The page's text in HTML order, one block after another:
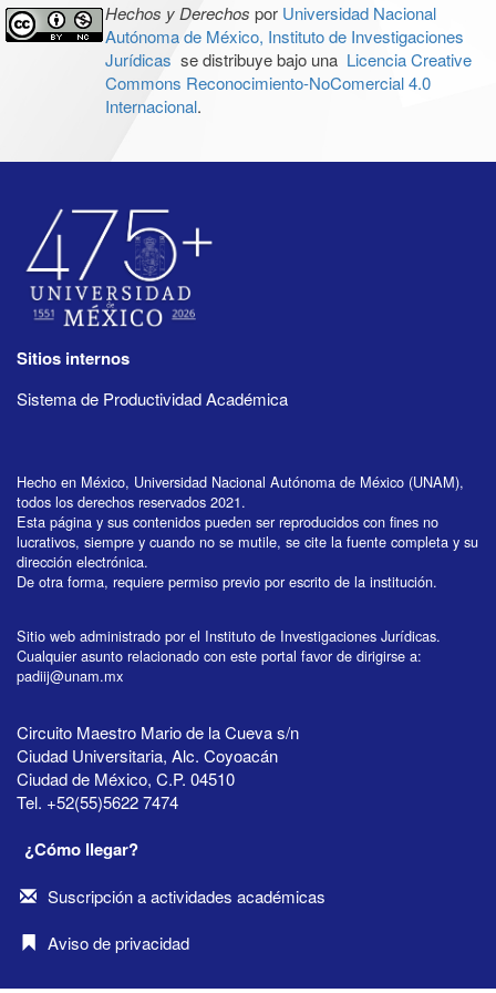
Hechos y Derechos por Universidad Nacional
Autónoma de México, Instituto de Investigaciones
Jurídicas se distribuye bajo una Licencia Creative
Commons Reconocimiento-NoComercial 4.0
Internacional.
Sitios internos
Sistema de Productividad Académica
Hecho en México, Universidad Nacional Autónoma de México (UNAM),
todos los derechos reservados 2021.
Esta página y sus contenidos pueden ser reproducidos con fines no
lucrativos, siempre y cuando no se mutile, se cite la fuente completa y su
dirección electrónica.
De otra forma, requiere permiso previo por escrito de la institución.
Sitio web administrado por el Instituto de Investigaciones Jurídicas.
Cualquier asunto relacionado con este portal favor de dirigirse a:
padiij@unam.mx
Circuito Maestro Mario de la Cueva s/n
Ciudad Universitaria, Alc. Coyoacán
Ciudad de México, C.P. 04510
Tel. +52(55)5622 7474
¿Cómo llegar?
Suscripción a actividades académicas
Aviso de privacidad